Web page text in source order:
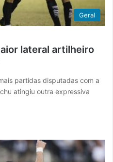
Geral
lateral artilheiro
partidas disputadas com a
atingiu outra expressiva